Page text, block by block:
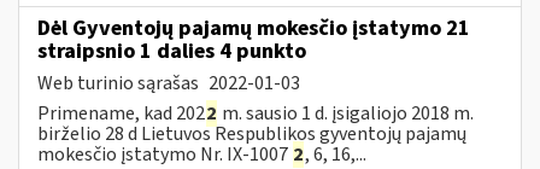
Dėl Gyventojų pajamų mokesčio įstatymo 21
straipsnio 1 dalies 4 punkto
Web turinio sąrašas 2022-01-03
Primename, kad 2022 m. sausio 1 d. įsigaliojo 2018 m.
birželio 28 d Lietuvos Respublikos gyventojų pajamų
mokesčio įstatymo Nr. IX-1007 2, 6, 16,...